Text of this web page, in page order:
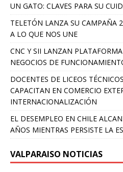
UN GATO: CLAVES PARA SU
TELETÓN LANZA SU CAMPAÑA
A LO QUE NOS UNE
CNC Y SII LANZAN
NEGOCIOS DE
DOCENTES DE LICEOS
CAPACITAN EN COMERCIO
INTERNACIONALIZACIÓN
EL DESEMPLEO EN CHILE
AÑOS MIENTRAS PERSISTE LA
VALPARAISO NOTICIAS